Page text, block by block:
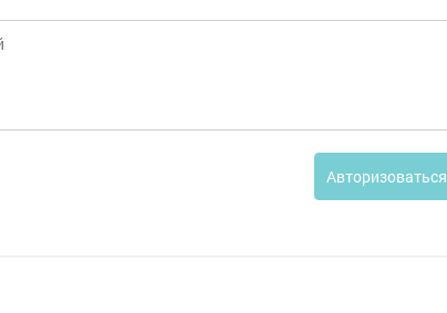
Авторизоваться